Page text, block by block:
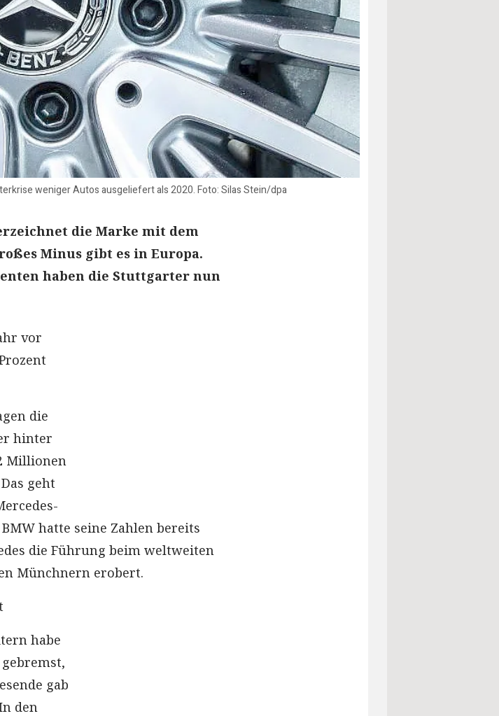
weniger Autos ausgeliefert als 2020. Foto: Silas Stein/dpa
die Marke mit dem
Minus gibt es in Europa.
haben die Stuttgarter nun
vor
die
hinter
Millionen
geht
hatte seine Zahlen bereits
die Führung beim weltweiten
Münchnern erobert.
habe
gab
den